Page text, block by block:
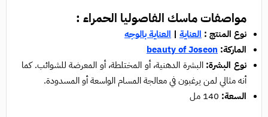
مواصفات ماسك الفاصوليا الحمراء :
نوع المنتج : العناية | العناية بالوجه
الماركة: beauty of Joseon
نوع البشرة:البشرة الدهنية، أو المختلطة، أو المعرضة للشوائب. كما
أنه مثالي لمن يرغبون في معالجة المسام الواسعة أو المسدودة.
السعة: